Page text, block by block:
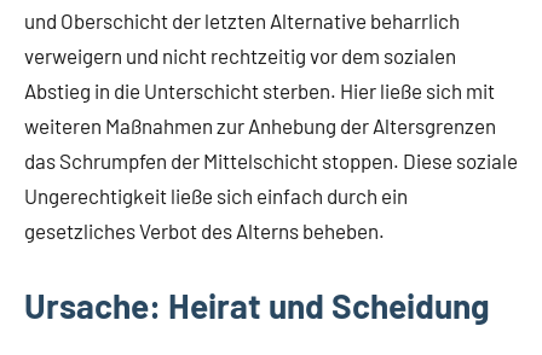
und Oberschicht der letzten Alternative beharrlich
verweigern und nicht rechtzeitig vor dem sozialen
Abstieg in die Unterschicht sterben. Hier ließe sich mit
weiteren Maßnahmen zur Anhebung der Altersgrenzen
das Schrumpfen der Mittelschicht stoppen. Diese soziale
Ungerechtigkeit ließe sich einfach durch ein
gesetzliches Verbot des Alterns beheben.
Ursache: Heirat und Scheidung